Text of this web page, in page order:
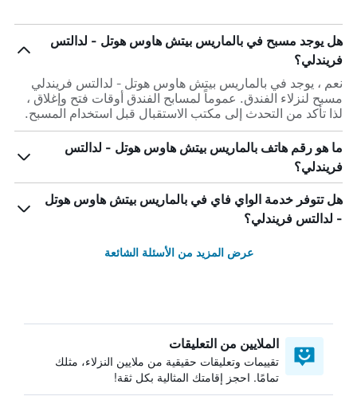
هل يوجد مسبح في بالماريس بيتش هاوس هوتل - لدالتس
فريندلي؟
نعم ، يوجد في بالماريس بيتش هاوس هوتل - لدالتس فريندلي
مسبح لنزلاء الفندق. عموماً لمسابح الفندق أوقات فتح وإغلاق ،
لذا تأكد من التحدث إلى مكتب الاستقبال قبل استخدام المسبح.
ما هو رقم هاتف بالماريس بيتش هاوس هوتل - لدالتس
فريندلي؟
هل تتوفر خدمة الواي فاي في بالماريس بيتش هاوس هوتل
- لدالتس فريندلي؟
عرض المزيد من الأسئلة الشائعة
الملايين من التعليقات
تقييمات وتعليقات حقيقية من ملايين النزلاء، مثلك
تمامًا. احجز إقامتك المثالية بكل ثقة!